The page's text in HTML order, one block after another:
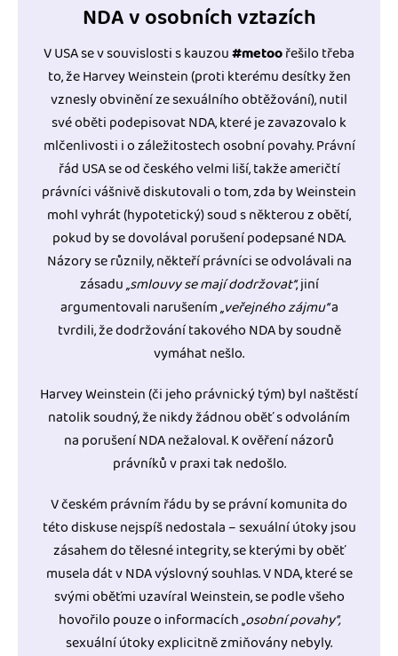
NDA v osobních vztazích
V USA se v souvislosti s kauzou#metoořešilo třeba
to, že Harvey Weinstein (proti kterému desítky žen
vznesly obvinění ze sexuálního obtěžování), nutil
své oběti podepisovat NDA, které je zavazovalo k
mlčenlivosti i o záležitostech osobní povahy. Právní
řád USA se od českého velmi liší, takže američtí
právníci vášnivě diskutovali o tom, zda by Weinstein
mohl vyhrát (hypotetický) soud s některou z obětí,
pokud by se dovolával porušení podepsané NDA.
Názory se různily, někteří právníci se odvolávali na
zásadu‚‚smlouvy se mají dodržovat‘‘, jiní
argumentovali narušením‚‚veřejného zájmu‘‘a
tvrdili, že dodržování takového NDA by soudně
vymáhat nešlo.
Harvey Weinstein (či jeho právnický tým) byl naštěstí
natolik soudný, že nikdy žádnou oběť s odvoláním
na porušení NDA nežaloval. K ověření názorů
právníků v praxi tak nedošlo.
V českém právním řádu by se právní komunita do
této diskuse nejspíš nedostala – sexuální útoky jsou
zásahem do tělesné integrity, se kterými by oběť
musela dát v NDA výslovný souhlas. V NDA, které se
svými oběťmi uzavíral Weinstein, se podle všeho
hovořilo pouze o informacích ‚‚osobní povahy‘‘,
sexuální útoky explicitně zmiňovány nebyly.